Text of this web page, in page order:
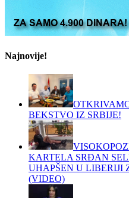
Najnovije!
BEKSTVO IZ SRBIJE!
KARTELA SRĐAN
UHAPŠEN U LIBERIJI
(VIDEO)